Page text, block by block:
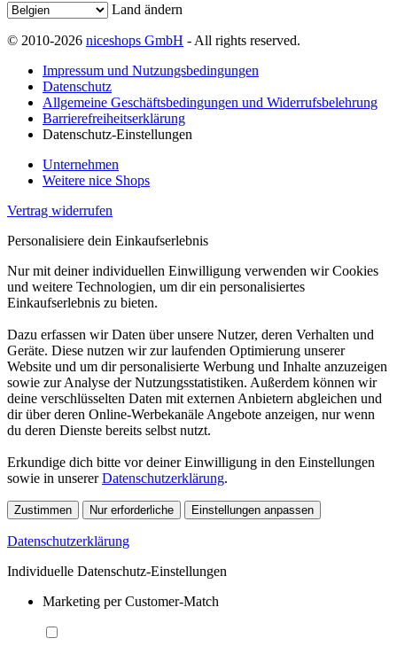
Land ändern
© 2010-2026 niceshops GmbH - All rights reserved.
Impressum und Nutzungsbedingungen
Datenschutz
Allgemeine Geschäftsbedingungen und Widerrufsbelehrung
Barrierefreiheitserklärung
Datenschutz-Einstellungen
Unternehmen
Weitere nice Shops
Vertrag widerrufen
Personalisiere dein Einkaufserlebnis
Nur mit deiner individuellen Einwilligung verwenden wir Cookies
und weitere Technologien, um dir ein personalisiertes
Einkaufserlebnis zu bieten.
Dazu erfassen wir Daten über unsere Nutzer, deren Verhalten und
Geräte. Diese nutzen wir zur laufenden Optimierung unserer
Website und um dir personalisierte Werbung und Inhalte anzuzeigen
sowie zur Analyse der Nutzungsstatistiken. Außerdem können wir
deine verschlüsselten Daten mit externen Anbietern abgleichen und
dir über deren Online-Werbekanäle Angebote anzeigen, nur wenn
du deren Dienste bereits selbst nutzt.
Erkundige dich bitte vor deiner Einwilligung in den Einstellungen
sowie in unsererDatenschutzerklärung.
Zustimmen Nur erforderliche Einstellungen anpassen
Datenschutzerklärung
Individuelle Datenschutz-Einstellungen
Marketing per Customer-Match